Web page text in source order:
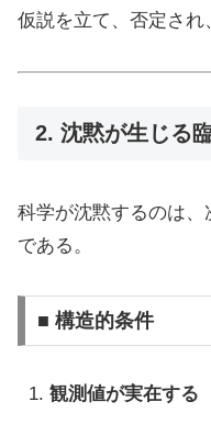
仮説を立て、否定され
2. 沈黙が生じる
科学が沈黙するのは、
である。
■ 構造的条件
観測値が実在する